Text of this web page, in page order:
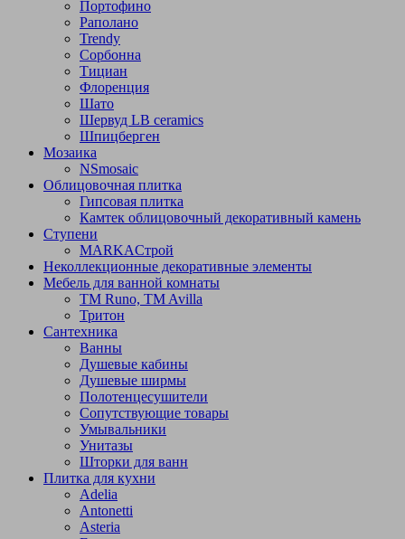
Портофино
Раполано
Trendy
Сорбонна
Тициан
Флоренция
Шато
Шервуд LB ceramics
Шпицберген
Мозаика
NSmosaic
Облицовочная плитка
Гипсовая плитка
Камтек облицовочный декоративный камень
Ступени
МARKAСтрой
Неколлекционные декоративные элементы
Мебель для ванной комнаты
TM Runo, TM Avilla
Тритон
Сантехника
Ванны
Душевые кабины
Душевые ширмы
Полотенцесушители
Сопутствующие товары
Умывальники
Унитазы
Шторки для ванн
Плитка для кухни
Adelia
Antonetti
Asteria